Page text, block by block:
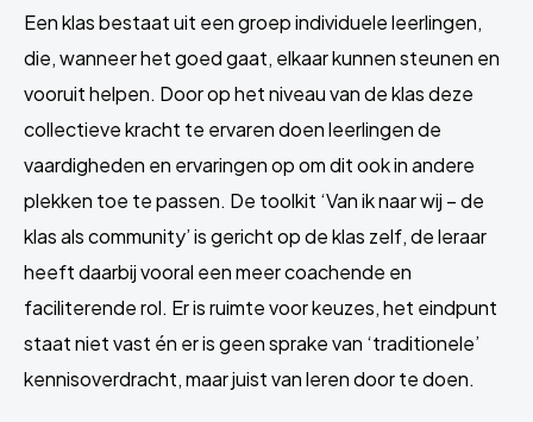
Een klas bestaat uit een groep individuele leerlingen,
die, wanneer het goed gaat, elkaar kunnen steunen en
vooruit helpen. Door op het niveau van de klas deze
collectieve kracht te ervaren doen leerlingen de
vaardigheden en ervaringen op om dit ook in andere
plekken toe te passen. De toolkit ‘Van ik naar wij – de
klas als community’ is gericht op de klas zelf, de leraar
heeft daarbij vooral een meer coachende en
faciliterende rol. Er is ruimte voor keuzes, het eindpunt
staat niet vast én er is geen sprake van ‘traditionele’
kennisoverdracht, maar juist van leren door te doen.